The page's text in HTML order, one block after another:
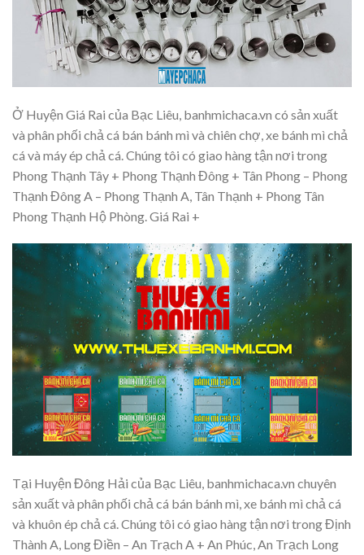
Ở Huyện Giá Rai của Bạc Liêu, banhmichaca.vn có sản xuất
và phân phối chả cá bán bánh mì và chiên chợ, xe bánh mì chả
cá và máy ép chả cá. Chúng tôi có giao hàng tận nơi trong
Phong Thạnh Tây + Phong Thạnh Đông + Tân Phong – Phong
Thạnh Đông A – Phong Thạnh A, Tân Thạnh + Phong Tân
Phong Thạnh Hộ Phòng. Giá Rai +
Tại Huyện Đông Hải của Bạc Liêu, banhmichaca.vn chuyên
sản xuất và phân phối chả cá bán bánh mì, xe bánh mì chả cá
và khuôn ép chả cá. Chúng tôi có giao hàng tận nơi trong Định
Thành A, Long Điền – An Trạch A + An Phúc, An Trạch Long